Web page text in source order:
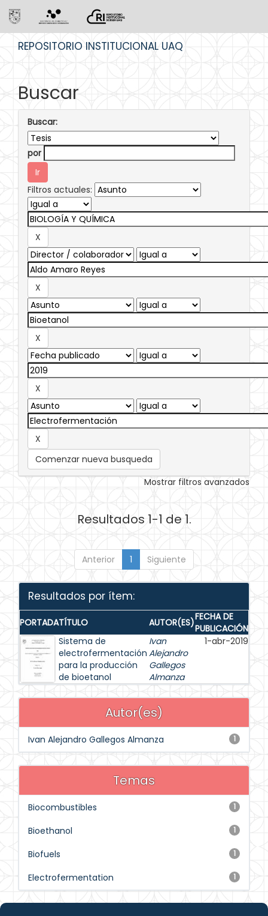
REPOSITORIO INSTITUCIONAL UAQ
Buscar
Buscar:
por
Filtros actuales:
Comenzar nueva busqueda
Mostrar filtros avanzados
Resultados 1-1 de 1.
Anterior 1 Siguiente
Resultados por ítem:
PORTADATÍTULO AUTOR(ES)FECHA DE
PUBLICACIÓN
Sistema de
electrofermentación
para la producción
de bioetanol
Ivan
Alejandro
Gallegos
Almanza
1-abr-2019
Autor(es)
1
Ivan Alejandro Gallegos Almanza
Temas
1
Biocombustibles
1
Bioethanol
1
Biofuels
1
Electrofermentation